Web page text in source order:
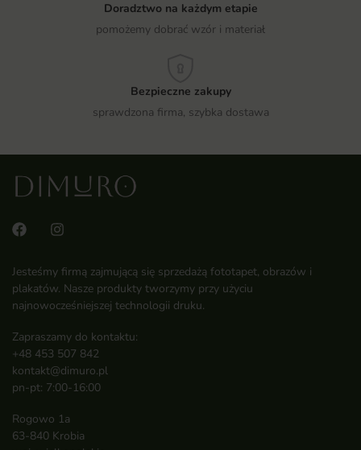
Doradztwo na każdym etapie
pomożemy dobrać wzór i materiał
Bezpieczne zakupy
sprawdzona firma, szybka dostawa
Jesteśmy firmą zajmującą się sprzedażą fototapet, obrazów i
plakatów. Nasze produkty tworzymy przy użyciu
najnowocześniejszej technologii druku.
Zapraszamy do kontaktu:
+48 453 507 842
kontakt@dimuro.pl
pn-pt: 7:00-16:00
Rogowo 1a
63-840 Krobia